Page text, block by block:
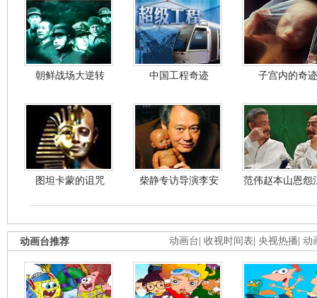
朝鲜战场大逆转 中国工程奇迹 子宫内的奇迹
图坦卡蒙的诅咒 柴静专访导演李安 范伟赵本山恩怨
动画台 收视时间表 央视热播 动
动画台推荐